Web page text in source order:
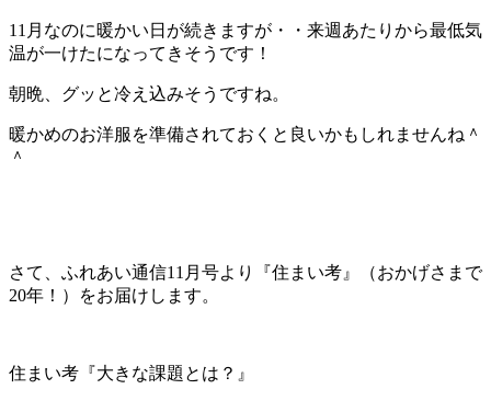
11月なのに暖かい日が続きますが・・来週あたりから最低気
温が一けたになってきそうです！
朝晩、グッと冷え込みそうですね。
暖かめのお洋服を準備されておくと良いかもしれませんね＾
＾
さて、ふれあい通信11月号より『住まい考』（おかげさまで
20年！）をお届けします。
住まい考『大きな課題とは？』